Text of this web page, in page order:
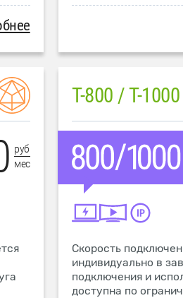
руб
мес
T-800 / T-1000
Скорость
индивидуально в
подключения и
доступна по